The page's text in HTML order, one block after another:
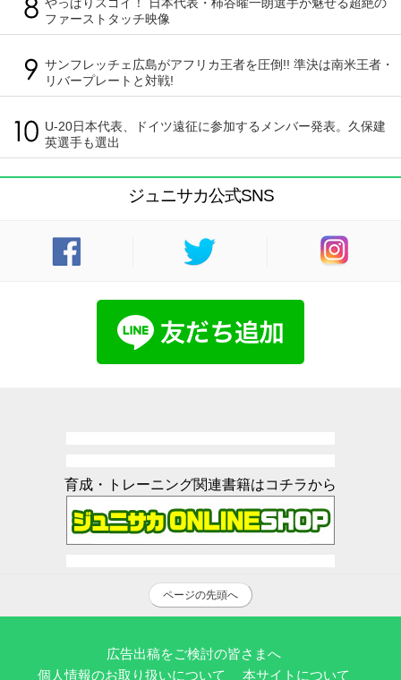
ファーストタッチ映像
サンフレッチェ広島がアフリカ王者を圧倒!! 準決は南米王者・
リバープレートと対戦!
U-20日本代表、ドイツ遠征に参加するメンバー発表。久保建
英選手も選出
ジュニサカ公式SNS
育成・トレーニング関連書籍はコチラから
ページの先頭へ
広告出稿をご検討の皆さまへ
個人情報のお取り扱いについて
本サイトについて